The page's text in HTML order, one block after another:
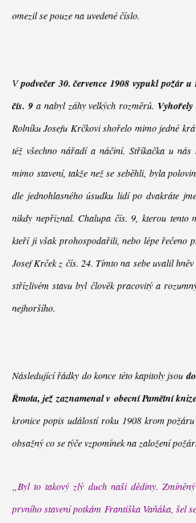
omezil se pouze na uvedené číslo.
Vpodvečer 30. července 1908 vypukl požár
čís. 9a nabyl záhy velkých rozměrů.
Rolníku Josefu Krčkovi shořelo mimo jedné
též všechno nářadí a náčiní. Stříkačka u nás
mimo stavení, takže než se seběhli, byla
dle jednohlasného úsudku lidí po dvakráte
nikdy nepřiznal. Chalupa čís. 9, kterou tento
kteří ji však prohospodařili, nebo lépe řečeno
Josef Krček z čís. 24. Tímto na sebe uvalil
střízlivém stavu byl člověk pracovitý a
nejhoršího.
Následující řádky do konce této kapitoly jsou
Řmota, jež zaznamenal v obecní Pamětní
kronice popis událostí roku 1908 krom
obsažný co se týče vzpomínek na založení
„Byl to takový zlý duch naši dědiny.
prvního stavení potkám Františka Vaňáka, šel